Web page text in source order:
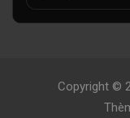
Copyright ©